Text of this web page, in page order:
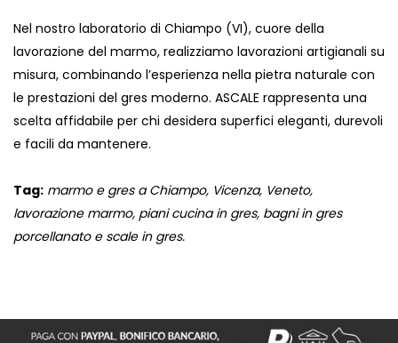
Nel nostro laboratorio di Chiampo (VI), cuore della
lavorazione del marmo, realizziamo lavorazioni artigianali su
misura, combinando l’esperienza nella pietra naturale con
le prestazioni del gres moderno. ASCALE rappresenta una
scelta affidabile per chi desidera superfici eleganti, durevoli
e facili da mantenere.
Tag: marmo e gres a Chiampo, Vicenza, Veneto,
lavorazione marmo, piani cucina in gres, bagni in gres
porcellanato e scale in gres.